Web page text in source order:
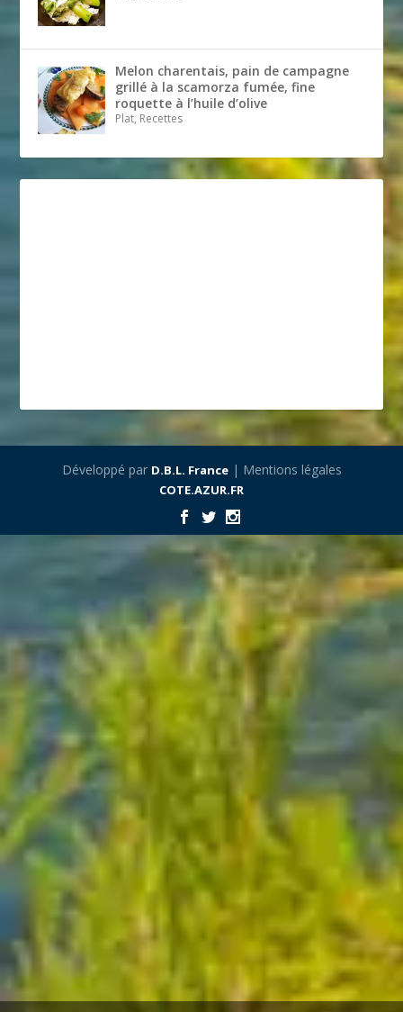
Melon charentais, pain de campagne
grillé à la scamorza fumée, fine
roquette à l’huile d’olive
Plat, Recettes
Développé par D.B.L. France| Mentions légales
COTE.AZUR.FR